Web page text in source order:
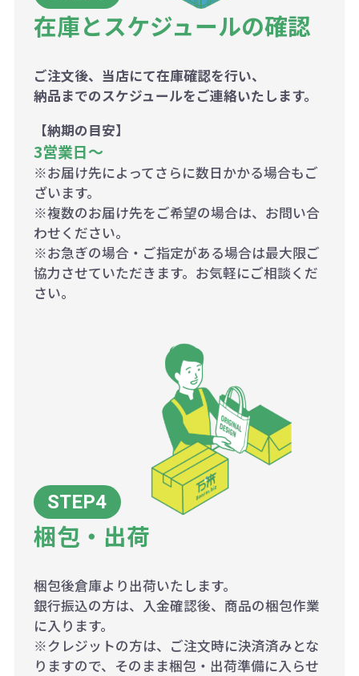
在庫とスケジュールの確認
ご注文後、当店にて在庫確認を行い、
納品までのスケジュールをご連絡いたします。
【納期の目安】
3営業日〜
※お届け先によってさらに数日かかる場合もご
ざいます。
※複数のお届け先をご希望の場合は、お問い合
わせください。
※お急ぎの場合・ご指定がある場合は最大限ご
協力させていただきます。お気軽にご相談くだ
さい。
梱包・出荷
梱包後倉庫より出荷いたします。
銀行振込の方は、入金確認後、商品の梱包作業
に入ります。
※クレジットの方は、ご注文時に決済済みとな
りますので、そのまま梱包・出荷準備に入らせ